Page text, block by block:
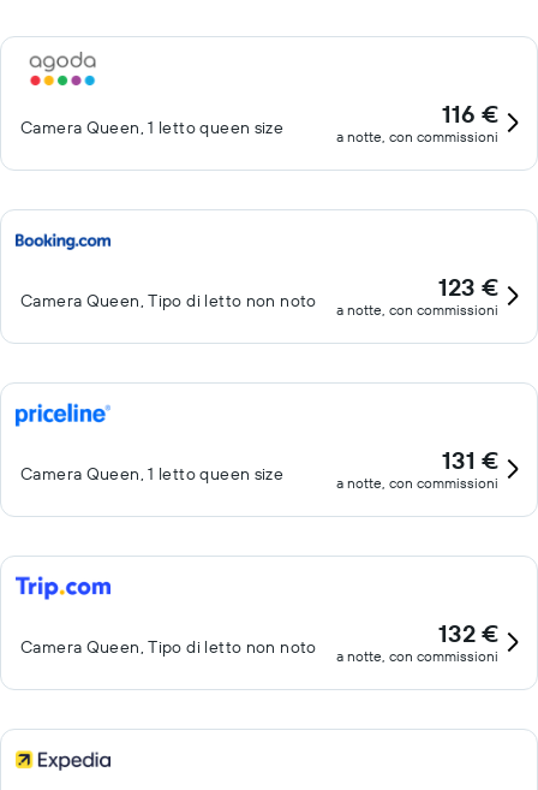
Camera Queen, 1 letto queen size 116 €
a notte, con commissioni
Camera Queen, Tipo di letto non noto 123 €
a notte, con commissioni
Camera Queen, 1 letto queen size 131 €
a notte, con commissioni
Camera Queen, Tipo di letto non noto 132 €
a notte, con commissioni